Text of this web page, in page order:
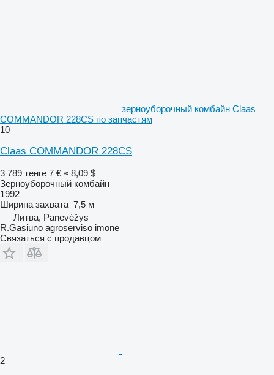
зерноуборочный комбайн Claas
COMMANDOR 228CS по запчастям
10
Claas COMMANDOR 228CS
3 789 тенге 7 € ≈ 8,09 $
Зерноуборочный комбайн
1992
Ширина захвата 7,5 м
Литва, Panevėžys
R.Gasiuno agroserviso imone
Связаться с продавцом
2